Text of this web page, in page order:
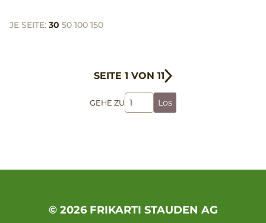
JE SEITE: 30 50 100 150
SEITE 1 VON 11
GEHE ZU Los
© 2026 FRIKARTI STAUDEN AG